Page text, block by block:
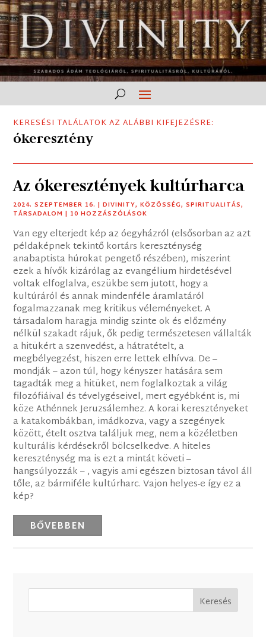
KERESÉSI TALÁLATOK AZ ALÁBBI KIFEJEZÉSRE:
ókeresztény
Az ókeresztények kultúrharca
2024. SZEPTEMBER 16. |DIVINITY,KÖZÖSSÉG,SPIRITUALITÁS,
TÁRSADALOM | 10 HOZZÁSZÓLÁSOK
Van egy elterjedt kép az óegyházról (elsősorban az azt
példaképnek tekintő kortárs kereszténység
anabaptista húrokat pengető részében), miszerint
ezek a hívők kizárólag az evangélium hirdetésével
voltak elfoglalva, eszükbe sem jutott, hogy a
kultúráról és annak mindenféle áramlatáról
fogalmazzanak meg kritikus véleményeket. A
társadalom haragja mindig szinte ok és előzmény
nélkül szakadt rájuk, ők pedig természetesen vállalták
a hitükért a szenvedést, a hátratételt, a
megbélyegzést, hiszen erre lettek elhívva. De –
mondják – azon túl, hogy kényszer hatására sem
tagadták meg a hitüket, nem foglalkoztak a világ
filozófiáival és tévelygéseivel, mert egyébként is, mi
köze Athénnek Jeruzsálemhez. A korai keresztényeket
a katakombákban, imádkozva, vagy a szegények
között, ételt osztva találjuk meg, nem a közéletben
kulturális kérdésekről bölcselkedve. A hiteles
kereszténység ma is ezt a mintát követi –
hangsúlyozzák – , vagyis ami egészen biztosan távol áll
tőle, az bármiféle kultúrharc. Vajon helyes-e így ez a
kép?
BŐVEBBEN